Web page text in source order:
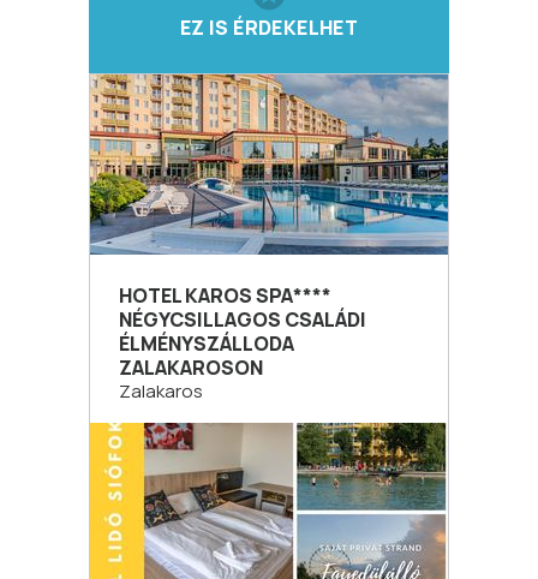
EZ IS ÉRDEKELHET
HOTEL KAROS SPA****
NÉGYCSILLAGOS CSALÁDI
ÉLMÉNYSZÁLLODA
ZALAKAROSON
Zalakaros